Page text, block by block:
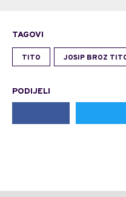
TAGOVI
TITO JOSIP BROZ
PODIJELI